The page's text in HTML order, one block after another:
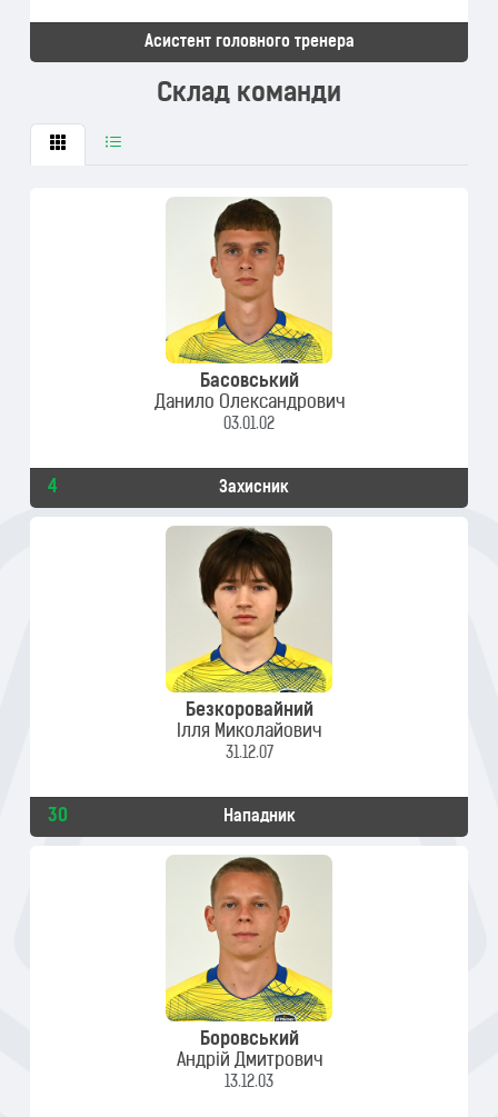
Асистент головного тренера
Склад команди
Басовський
Данило Олександрович
03.01.02
4 Захисник
Безкоровайний
Ілля Миколайович
31.12.07
30 Нападник
Боровський
Андрій Дмитрович
13.12.03